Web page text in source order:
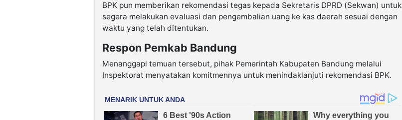
BPK pun memberikan rekomendasi tegas kepada Sekretaris DPRD (Sekwan) untuk
segera melakukan evaluasi dan pengembalian uang ke kas daerah sesuai dengan
waktu yang telah ditentukan.
Respon Pemkab Bandung
Menanggapi temuan tersebut, pihak Pemerintah Kabupaten Bandung melalui
Inspektorat menyatakan komitmennya untuk menindaklanjuti rekomendasi BPK.